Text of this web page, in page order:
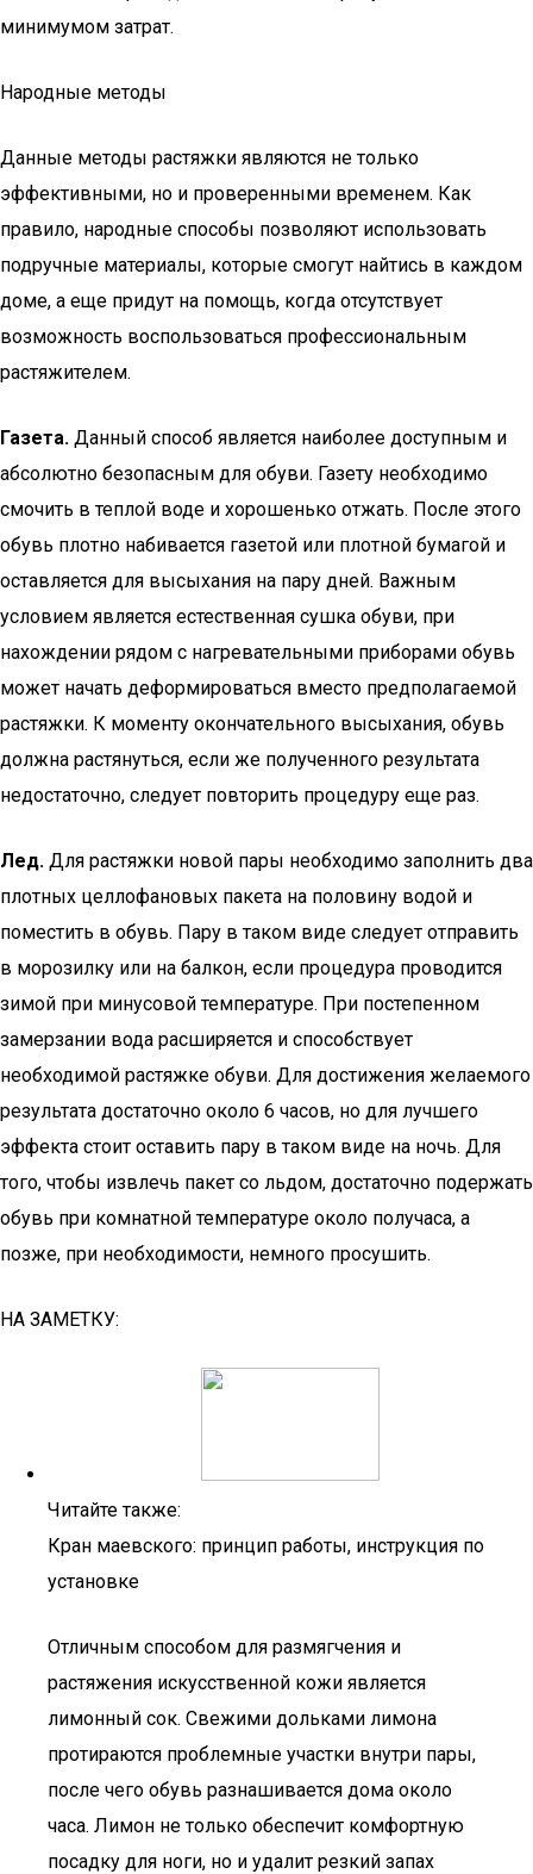
минимумом затрат.
Народные методы
Данные методы растяжки являются не только
эффективными, но и проверенными временем. Как
правило, народные способы позволяют использовать
подручные материалы, которые смогут найтись в каждом
доме, а еще придут на помощь, когда отсутствует
возможность воспользоваться профессиональным
растяжителем.
Газета. Данный способ является наиболее доступным и
абсолютно безопасным для обуви. Газету необходимо
смочить в теплой воде и хорошенько отжать. После этого
обувь плотно набивается газетой или плотной бумагой и
оставляется для высыхания на пару дней. Важным
условием является естественная сушка обуви, при
нахождении рядом с нагревательными приборами обувь
может начать деформироваться вместо предполагаемой
растяжки. К моменту окончательного высыхания, обувь
должна растянуться, если же полученного результата
недостаточно, следует повторить процедуру еще раз.
Лед. Для растяжки новой пары необходимо заполнить два
плотных целлофановых пакета на половину водой и
поместить в обувь. Пару в таком виде следует отправить
в морозилку или на балкон, если процедура проводится
зимой при минусовой температуре. При постепенном
замерзании вода расширяется и способствует
необходимой растяжке обуви. Для достижения желаемого
результата достаточно около 6 часов, но для лучшего
эффекта стоит оставить пару в таком виде на ночь. Для
того, чтобы извлечь пакет со льдом, достаточно подержать
обувь при комнатной температуре около получаса, а
позже, при необходимости, немного просушить.
НА ЗАМЕТКУ:
Читайте также:
Кран маевского: принцип работы, инструкция по
установке
Отличным способом для размягчения и
растяжения искусственной кожи является
лимонный сок. Свежими дольками лимона
протираются проблемные участки внутри пары,
после чего обувь разнашивается дома около
часа. Лимон не только обеспечит комфортную
посадку для ноги, но и удалит резкий запах